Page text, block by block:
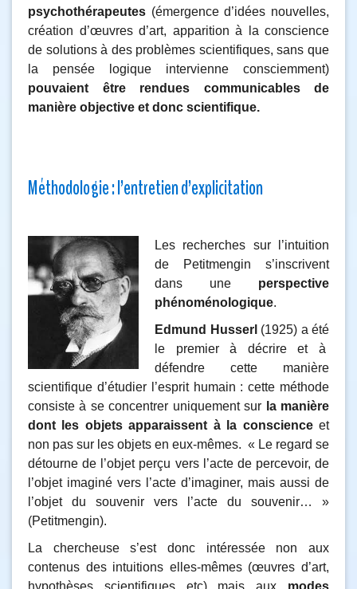
psychothérapeutes (émergence d’idées nouvelles,
création d’œuvres d’art, apparition à la conscience
de solutions à des problèmes scientifiques, sans que
la pensée logique intervienne consciemment)
pouvaient être rendues communicables de
manière objective et donc scientifique.
Méthodologie : l’entretien d’explicitation
Les recherches sur l’intuition
de Petitmengin s’inscrivent
dans une perspective
phénoménologique.
Edmund Husserl (1925) a été
le premier à décrire et à
défendre cette manière
scientifique d’étudier l’esprit humain : cette méthode
consiste à se concentrer uniquement sur la manière
dont les objets apparaissent à la conscienceet
non pas sur les objets en eux-mêmes. « Le regard se
détourne de l’objet perçu vers l’acte de percevoir, de
l’objet imaginé vers l’acte d’imaginer, mais aussi de
l’objet du souvenir vers l’acte du souvenir… »
(Petitmengin).
La chercheuse s’est donc intéressée non aux
contenus des intuitions elles-mêmes (œuvres d’art,
hypothèses scientifiques etc) mais aux modes